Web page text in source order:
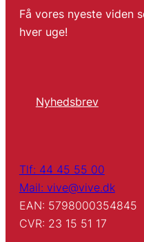
Få vores nyeste viden
hver uge!
Nyhedsbrev
Tlf: 44 45 55 00
Mail: vive@vive.dk
EAN: 5798000354845
CVR: 23 15 51 17